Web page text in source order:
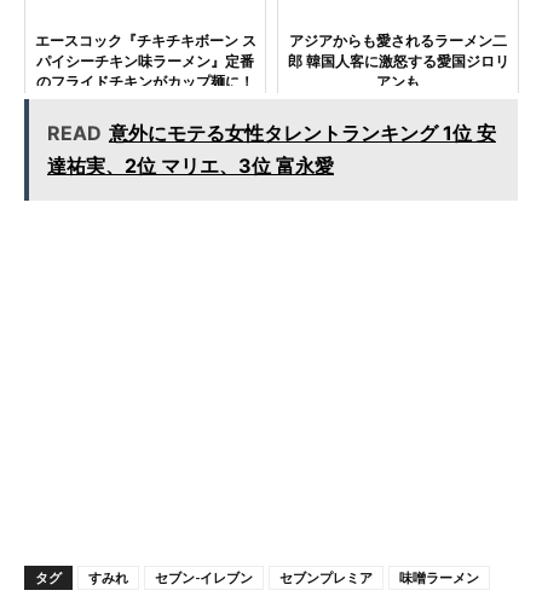
エースコック『チキチキボーン ス
パイシーチキン味ラーメン』定番
のフライドチキンがカップ麺に！
アジアからも愛されるラーメン二
郎 韓国人客に激怒する愛国ジロリ
アンも
READ 意外にモテる女性タレントランキング 1位 安
達祐実、2位 マリエ、3位 富永愛
タグ すみれ セブン-イレブン セブンプレミア 味噌ラーメン